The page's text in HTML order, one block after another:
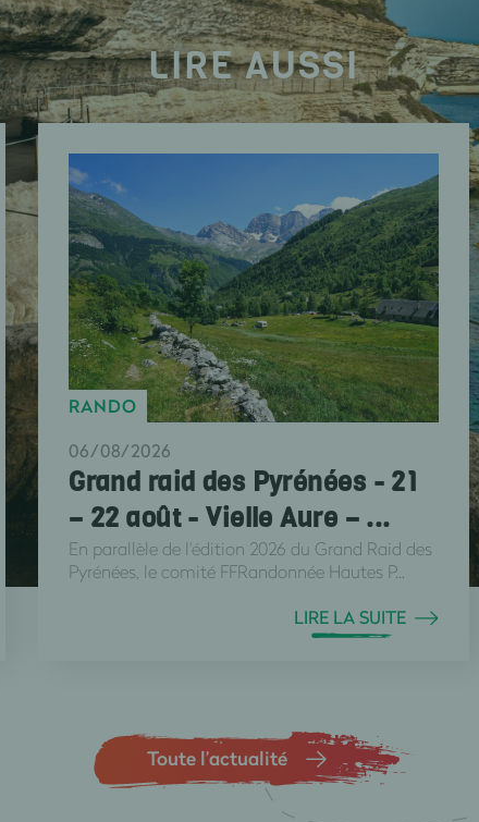
LIRE AUSSI
RANDO
06/08/2026
Grand raid des Pyrénées - 21
– 22 août - Vielle Aure – ...
En parallèle de l'édition 2026 du Grand Raid des
Pyrénées, le comité FFRandonnée Hautes P...
LIRE LA SUITE
Toute l’actualité